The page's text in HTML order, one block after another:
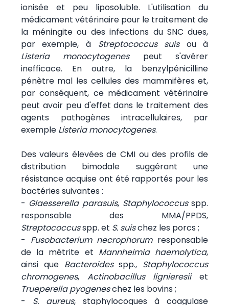
ionisée et peu liposoluble. L'utilisation du
médicament vétérinaire pour le traitement de
la méningite ou des infections du SNC dues,
par exemple, à Streptococcus suisou à
Listeria monocytogenespeut s'avérer
inefficace. En outre, la benzylpénicilline
pénètre mal les cellules des mammifères et,
par conséquent, ce médicament vétérinaire
peut avoir peu d'effet dans le traitement des
agents pathogènes intracellulaires, par
exemple Listeria monocytogenes.
Des valeurs élevées de CMI ou des profils de
distribution bimodale suggérant une
résistance acquise ont été rapportés pour les
bactéries suivantes :
- Glaesserella parasuis, Staphylococcusspp.
responsable des MMA/PPDS,
Streptococcusspp. et S. suischez les porcs ;
- Fusobacterium necrophorumresponsable
de la métrite et Mannheimia haemolytica,
ainsi que Bacteroidesspp., Staphylococcus
chromogenes, Actinobacillus lignieresiiet
Trueperella pyogeneschez les bovins ;
- S. aureus, staphylocoques à coagulase